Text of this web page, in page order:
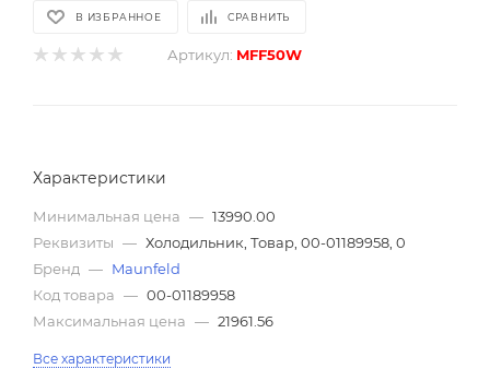
В ИЗБРАННОЕ СРАВНИТЬ
Артикул: MFF50W
Характеристики
Минимальная цена — 13990.00
Реквизиты — Холодильник, Товар, 00-01189958, 0
Бренд — Maunfeld
Код товара — 00-01189958
Максимальная цена — 21961.56
Все характеристики